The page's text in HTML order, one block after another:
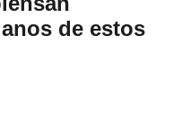
de estos